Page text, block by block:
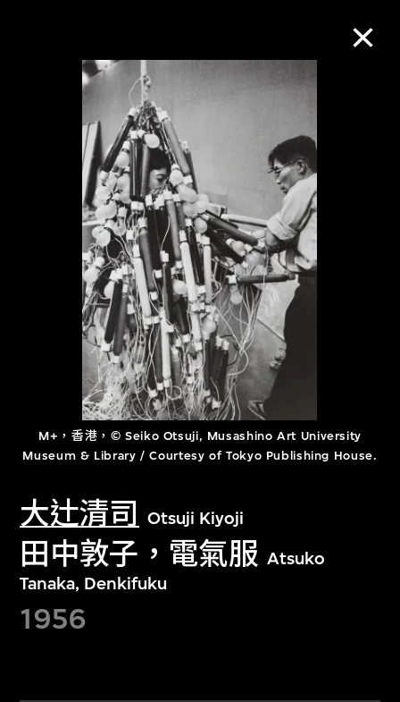
M+，香港，© Seiko Otsuji, Musashino Art University
Museum & Library / Courtesy of Tokyo Publishing House.
大辻清司 Otsuji Kiyoji
田中敦子，電氣服 Atsuko
Tanaka, Denkifuku
1956
M+藏品
進一步篩選
關於M+藏品
探索世界頂級的二十及二十一世紀視覺
文化藏品。